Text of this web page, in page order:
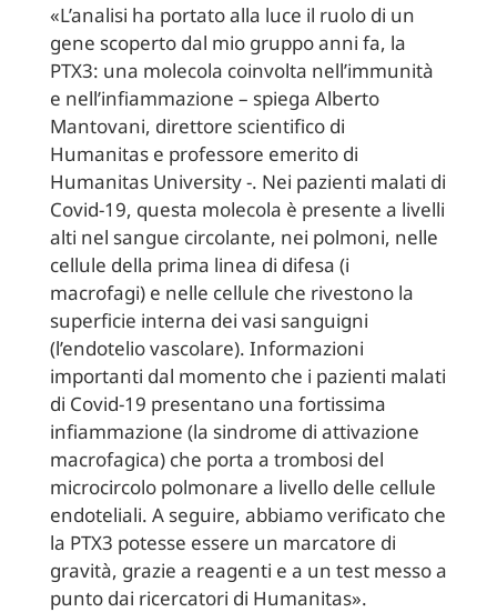
«L’analisi ha portato alla luce il ruolo di un
gene scoperto dal mio gruppo anni fa, la
PTX3: una molecola coinvolta nell’immunità
e nell’infiammazione – spiega Alberto
Mantovani, direttore scientifico di
Humanitas e professore emerito di
Humanitas University -. Nei pazienti malati di
Covid-19, questa molecola è presente a livelli
alti nel sangue circolante, nei polmoni, nelle
cellule della prima linea di difesa (i
macrofagi) e nelle cellule che rivestono la
superficie interna dei vasi sanguigni
(l’endotelio vascolare). Informazioni
importanti dal momento che i pazienti malati
di Covid-19 presentano una fortissima
infiammazione (la sindrome di attivazione
macrofagica) che porta a trombosi del
microcircolo polmonare a livello delle cellule
endoteliali. A seguire, abbiamo verificato che
la PTX3 potesse essere un marcatore di
gravità, grazie a reagenti e a un test messo a
punto dai ricercatori di Humanitas».